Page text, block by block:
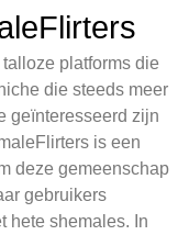
platforms die
die steeds meer
geïnteresseerd zijn
is een
deze gemeenschap
gebruikers
hete shemales. In